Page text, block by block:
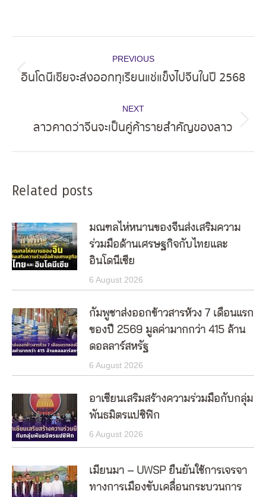
navigation
PREVIOUS
Previous
อินโดนีเซียจะส่งออกทุเรียนแช่แข็งไปจีนในปี 2568
NEXT
Next
ลาวคาดว่าจีนจะเป็นคู่ค้ารายสำคัญของลาว
Related posts
มณฑลไห่หนานของจีนส่งเสริมความ
ร่วมมือด้านเศรษฐกิจกับไทยและ
อินโดนีเซีย
6 August 2026
กัมพูชาส่งออกข้าวสารห้วง 7 เดือนแรก
ของปี 2569 มูลค่ามากกว่า 415 ล้าน
ดอลลาร์สหรัฐ
6 August 2026
อาเซียนเสริมสร้างความร่วมมือกับกลุ่ม
พันธมิตรแปซิฟิก
6 August 2026
เมียนมา – UWSP ยืนยันใช้การเจรจา
ทางการเมืองขับเคลื่อนกระบวนการ